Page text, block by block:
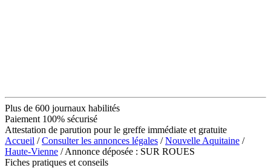
Plus de 600 journaux habilités
Paiement 100% sécurisé
Attestation de parution pour le greffe immédiate et gratuite
Accueil /Consulter les annonces légales /Nouvelle Aquitaine /
Haute-Vienne / Annonce déposée : SUR ROUES
Fiches pratiques et conseils